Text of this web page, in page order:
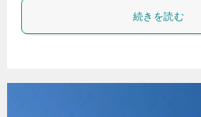
続きを読む